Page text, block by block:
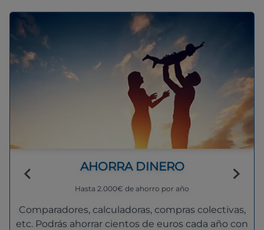
AHORRA DINERO
Hasta 2.000€ de ahorro por año
Comparadores, calculadoras, compras colectivas,
etc. Podrás ahorrar cientos de euros cada año con